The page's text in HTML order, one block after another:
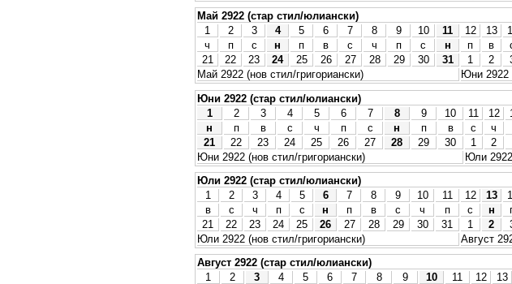
Май 2922 (стар стил/юлиански)
1
2 3 4 5 6 7 8 9 10 11 12 13
ч
п с н п в с ч п с н п в
21
22 23 24 25 26 27 28 29 30 31 1 2
Май 2922 (нов стил/григориански)
Юни 2922
Юни 2922 (стар стил/юлиански)
1
2 3 4 5 6 7 8 9 10 11 12
н
п в с ч п с н п в с ч
21
22 23 24 25 26 27 28 29 30 1 2
Юни 2922 (нов стил/григориански)
Юли 2922
Юли 2922 (стар стил/юлиански)
1
2 3 4 5 6 7 8 9 10 11 12 13
в
с ч п с н п в с ч п с н
21
22 23 24 25 26 27 28 29 30 31 1 2
Юли 2922 (нов стил/григориански)
Август
Август 2922 (стар стил/юлиански)
1
2 3 4 5 6 7 8 9 10 11 12 13